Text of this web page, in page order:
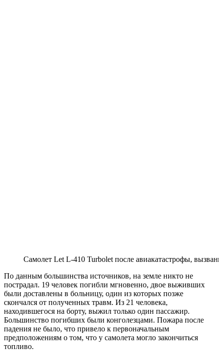
Самолет Let L-410 Turbolet после авиакатастрофы,
По данным большинства источников, на земле никто не
пострадал. 19 человек погибли мгновенно, двое выживших
были доставлены в больницу, один из которых позже
скончался от полученных травм. Из 21 человека,
находившегося на борту, выжил только один пассажир.
Большинство погибших были конголезцами. Пожара после
падения не было, что привело к первоначальным
предположениям о том, что у самолета могло закончиться
топливо.